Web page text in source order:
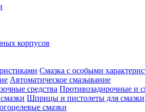
корпусов
Смазка с особыми
Автоматическое смазывание
Противозадирочные и
Шприцы и пистолеты для смазки
смазки